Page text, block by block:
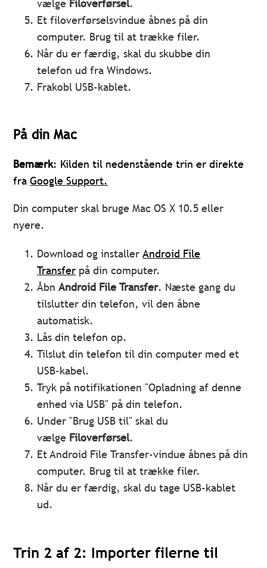
vælge Filoverførsel.
Et filoverførselsvindue åbnes på din
computer. Brug til at trække filer.
Når du er færdig, skal du skubbe din
telefon ud fra Windows.
Frakobl USB-kablet.
På din Mac
Bemærk: Kilden til nedenstående trin er direkte
fraGoogle Support.
Din computer skal bruge Mac OS X 10.5 eller
nyere.
Download og installer Android File
Transfer på din computer.
Åbn Android File Transfer. Næste gang du
tilslutter din telefon, vil den åbne
automatisk.
Lås din telefon op.
Tilslut din telefon til din computer med et
USB-kabel.
Tryk på notifikationen "Opladning af denne
enhed via USB" på din telefon.
Under "Brug USB til" skal du
vælge Filoverførsel.
Et Android File Transfer-vindue åbnes på din
computer. Brug til at trække filer.
Når du er færdig, skal du tage USB-kablet
ud.
Trin 2 af 2: Importer filerne til